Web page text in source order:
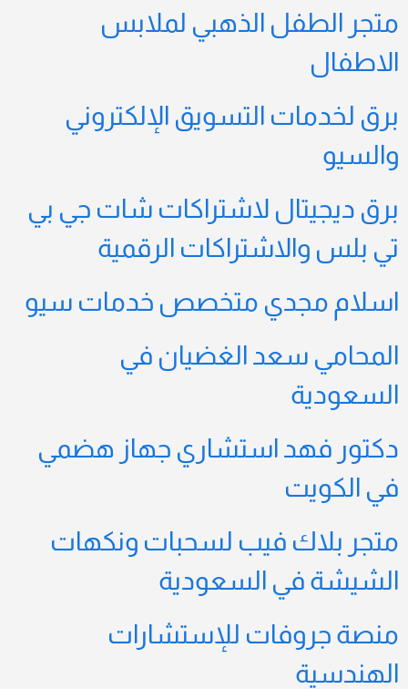
متجر الطفل الذهبي لملابس
الاطفال
برق لخدمات التسويق الإلكتروني
والسيو
برق ديجيتال لاشتراكات شات جي بي
تي بلس والاشتراكات الرقمية
اسلام مجدي متخصص خدمات سيو
المحامي سعد الغضيان في
السعودية
دكتور فهد استشاري جهاز هضمي
في الكويت
متجر بلاك فيب لسحبات ونكهات
الشيشة في السعودية
منصة جروفات للإستشارات
الهندسية